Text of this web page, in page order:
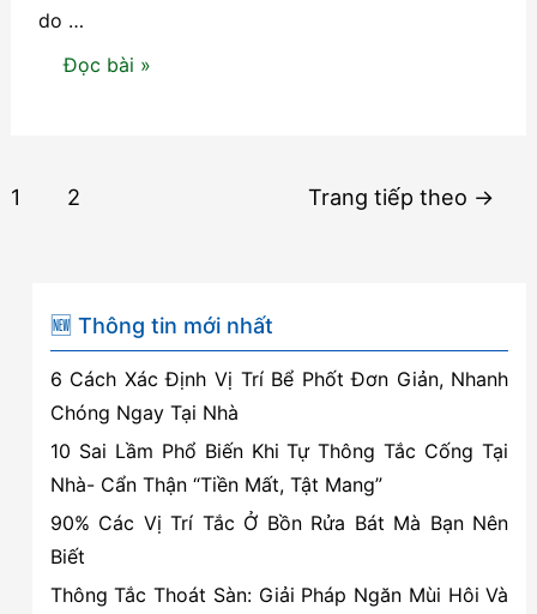
do …
Thông
rẻ,
Kiến
An
–
Phòng
Đọc bài »
Phân
1 2 Trang tiếp theo →
🆕 Thông tin mới nhất
6 Cách Xác Định Vị Trí Bể Phốt Đơn Giản, Nhanh
Chóng Ngay Tại Nhà
10 Sai Lầm Phổ Biến Khi Tự Thông Tắc Cống Tại
Nhà- Cẩn Thận “Tiền Mất, Tật Mang”
90% Các Vị Trí Tắc Ở Bồn Rửa Bát Mà Bạn Nên
Biết
Thông Tắc Thoát Sàn: Giải Pháp Ngăn Mùi Hôi Và